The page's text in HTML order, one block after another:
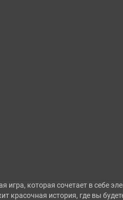
игра, которая сочетает в себе
красочная история, где вы